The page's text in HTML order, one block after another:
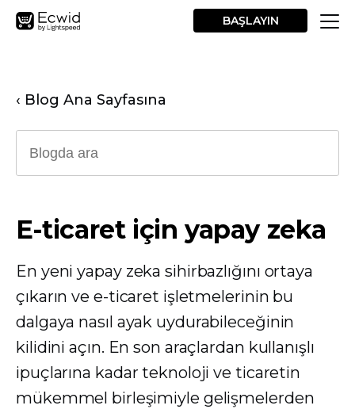
BAŞLAYIN
‹ Blog Ana Sayfasına
E-ticaret için yapay zeka
En yeni yapay zeka sihirbazlığını ortaya
çıkarın ve e-ticaret işletmelerinin bu
dalgaya nasıl ayak uydurabileceğinin
kilidini açın. En son araçlardan kullanışlı
ipuçlarına kadar teknoloji ve ticaretin
mükemmel birleşimiyle gelişmelerden